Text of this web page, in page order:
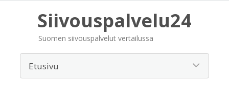
Siivouspalvelu24
Suomen siivouspalvelut vertailussa